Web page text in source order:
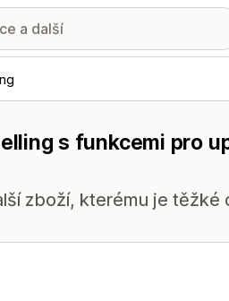
s funkcemi pro
zboží, kterému je těžké